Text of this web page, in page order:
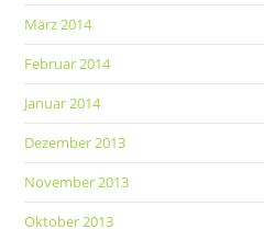
März 2014
Februar 2014
Januar 2014
Dezember 2013
November 2013
Oktober 2013